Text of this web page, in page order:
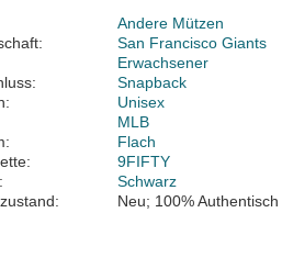
Andere Mützen
San Francisco Giants
Erwachsener
Snapback
Unisex
MLB
Flach
9FIFTY
Schwarz
Neu; 100% Authentisch